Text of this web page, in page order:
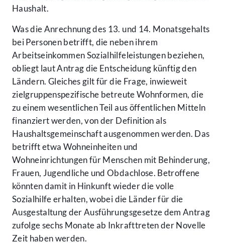
Haushalt.
Was die Anrechnung des 13. und 14. Monatsgehalts
bei Personen betrifft, die neben ihrem
Arbeitseinkommen Sozialhilfeleistungen beziehen,
obliegt laut Antrag die Entscheidung künftig den
Ländern. Gleiches gilt für die Frage, inwieweit
zielgruppenspezifische betreute Wohnformen, die
zu einem wesentlichen Teil aus öffentlichen Mitteln
finanziert werden, von der Definition als
Haushaltsgemeinschaft ausgenommen werden. Das
betrifft etwa Wohneinheiten und
Wohneinrichtungen für Menschen mit Behinderung,
Frauen, Jugendliche und Obdachlose. Betroffene
könnten damit in Hinkunft wieder die volle
Sozialhilfe erhalten, wobei die Länder für die
Ausgestaltung der Ausführungsgesetze dem Antrag
zufolge sechs Monate ab Inkrafttreten der Novelle
Zeit haben werden.